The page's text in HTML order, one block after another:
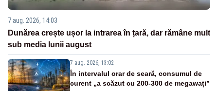
7 aug. 2026, 14:03
Dunărea crește ușor la intrarea în țară, dar rămâne mult
sub media lunii august
7 aug. 2026, 13:02
În intervalul orar de seară, consumul de
curent „a scăzut cu 200-300 de megawați”